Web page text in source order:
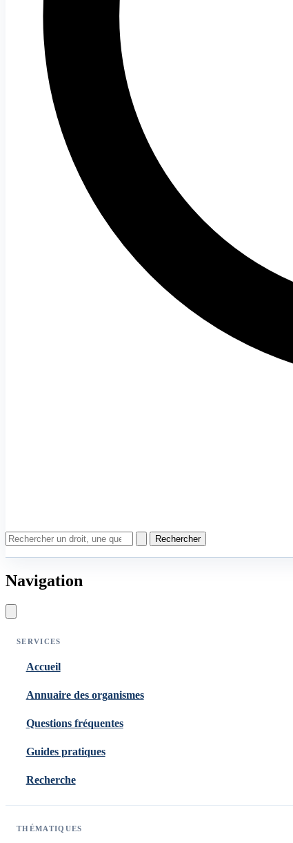
Rechercher
Navigation
SERVICES
Accueil
Annuaire des organismes
Questions fréquentes
Guides pratiques
Recherche
THÉMATIQUES